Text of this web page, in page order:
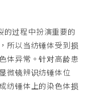
过程中扮演重要的
所以当纺锤体受到损
体异常。针对高龄患
微镜辨识纺锤体位
纺锤体上的染色体损